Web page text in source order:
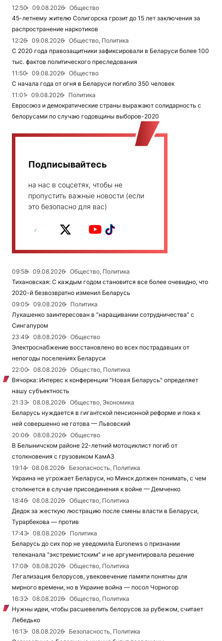
12:50 09.08.2026
Общество
45-летнему жителю Солигорска грозит до 15 лет заключения за
распространение наркотиков
12:26
09.08.2026
Общество, Политика
С 2020 года правозащитники зафиксировали в Беларуси более 100
тыс. фактов политического преследования
11:50
09.08.2026
Общество
С начала года от огня в Беларуси погибло 350 человек
11:01
09.08.2026
Политика
Евросоюз и демократические страны выражают солидарность с
белорусами по случаю годовщины выборов-2020
Подписывайтесь
на нас в соцсетях, чтобы не
пропустить важные новости (если
это безопасно для вас)
09:58 09.08.2026
Общество, Политика
Тихановская: С каждым годом становится все более очевидно, что
2020-й безвозвратно изменил Беларусь
09:05
09.08.2026
Политика
Лукашенко заинтересован в “наращивании сотрудничества” с
Сингапуром
23:49
08.08.2026
Общество
Электроснабжение восстановлено во всех пострадавших от
непогоды поселениях Беларуси
22:00
08.08.2026
Общество, Политика
Вячорка: Интерес к конференции "Новая Беларусь" определяет
нашу субъектность
21:33
08.08.2026
Общество, Экономика
Беларусь нуждается в гигантской пенсионной реформе и пока к
ней совершенно не готова — Львовский
20:06
08.08.2026
Общество
В Белыничском районе 22-летний мотоциклист погиб от
столкновения с грузовиком КамАЗ
19:14
08.08.2026
Безопасность, Политика
Украина не угрожает Беларуси, но Минск должен понимать, с чем
столкнется в случае присоединения к войне — Демченко
18:46
08.08.2026
Общество, Политика
Дедок за жесткую люстрацию после смены власти в Беларуси,
Турарбекова — против
17:43
08.08.2026
Политика
Беларусь до сих пор не уведомила Euronews о признании
телеканала "экстремистским" и не аргументировала решение
17:08
08.08.2026
Общество, Политика
Легализация белорусов, увековечение памяти понятны для
мирного времени, но в Украине война — посол Чорногор
16:32
08.08.2026
Общество, Политика
Нужны идеи, чтобы расшевелить белорусов за рубежом, считает
Лебедько
16:13
08.08.2026
Безопасность, Политика